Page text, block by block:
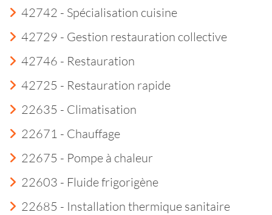
42742 - Spécialisation cuisine
42729 - Gestion restauration collective
42746 - Restauration
42725 - Restauration rapide
22635 - Climatisation
22671 - Chauffage
22675 - Pompe à chaleur
22603 - Fluide frigorigène
22685 - Installation thermique sanitaire